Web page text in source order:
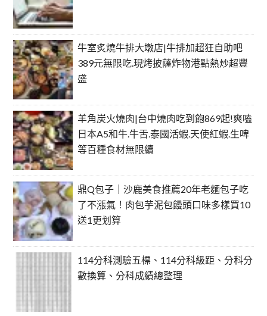
牛室炙燒牛排大墩店|牛排加超狂自助吧
389元無限吃.現烤披薩炸物港點熱炒超豐
盛
羊角炭火燒肉|台中燒肉吃到飽869起!爽嗑
日本A5和牛.牛舌.泰國活蝦.天使紅蝦.生啤
等百種食材無限續
鼎Q包子｜沙鹿美食推薦20年老麵包子吃
了不漲氣！肉包芋泥包饅頭口味多樣買10
送1更划算
114分科測驗五標、114分科級距、分科分
數換算、分科成績總整理